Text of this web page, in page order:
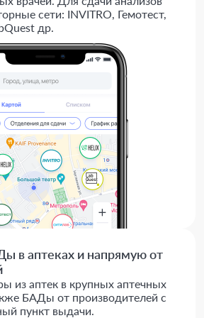
сети: INVITRO, Гемотест,
др.
в аптеках и напрямую от
из аптек в крупных аптечных
БАДы от производителей с
пункт выдачи.